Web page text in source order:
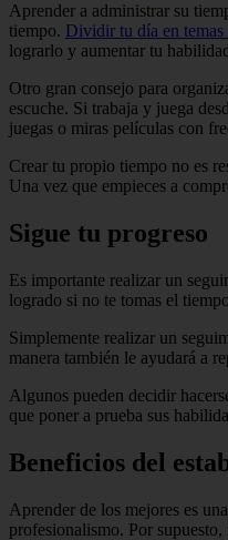
Aprender a administrar su
tiempo. Dividir tu día en temas
lograrlo y aumentar tu
Otro gran consejo para
escuche. Si trabaja y juega
juegas o miras películas con
Crear tu propio tiempo no es
Una vez que empieces a
Sigue tu progreso
Es importante realizar un
logrado si no te tomas el
Simplemente realizar un
manera también le ayudará a
Algunos pueden decidir
que poner a prueba sus
Beneficios del
Aprender de los mejores es
profesionalismo. Por supuesto,